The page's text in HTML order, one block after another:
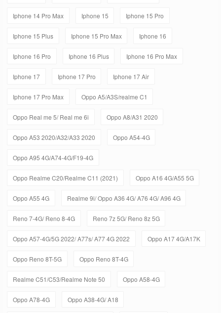
Iphone 14 Pro Max Iphone 15 Iphone 15 Pro
Iphone 15 Plus Iphone 15 Pro Max Iphone 16
Iphone 16 Pro Iphone 16 Plus Iphone 16 Pro Max
Iphone 17 Iphone 17 Pro Iphone 17 Air
Iphone 17 Pro Max Oppo A5/A3S/realme C1
Oppo Real me 5/ Real me 6i Oppo A8/A31 2020
Oppo A53 2020/A32/A33 2020 Oppo A54-4G
Oppo A95 4G/A74-4G/F19-4G
Oppo Realme C20/Realme C11 (2021) Oppo A16 4G/A55 5G
Oppo A55 4G Realme 9i/ Oppo A36 4G/ A76 4G/ A96 4G
Reno 7-4G/ Reno 8-4G Reno 7z 5G/ Reno 8z 5G
Oppo A57-4G/5G 2022/ A77s/ A77 4G 2022 Oppo A17 4G/A17K
Oppo Reno 8T-5G Oppo Reno 8T-4G
Realme C51/C53/Realme Note 50 Oppo A58-4G
Oppo A78-4G Oppo A38-4G/ A18